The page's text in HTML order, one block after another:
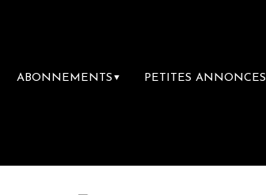
ABONNEMENTS ▼ PETITES ANNONCES